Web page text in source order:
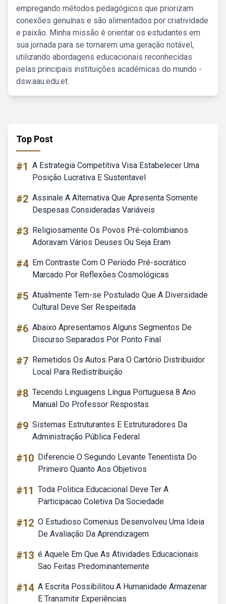
empregando métodos pedagógicos que priorizam
conexões genuínas e são alimentados por criatividade
e paixão. Minha missão é orientar os estudantes em
sua jornada para se tornarem uma geração notável,
utilizando abordagens educacionais reconhecidas
pelas principais instituições acadêmicas do mundo -
dsw.aau.edu.et.
Top Post
#1 A Estrategia Competitiva Visa Estabelecer Uma
Posição Lucrativa E Sustentavel
#2 Assinale A Alternativa Que Apresenta Somente
Despesas Consideradas Variáveis
#3 Religiosamente Os Povos Pré-colombianos
Adoravam Vários Deuses Ou Seja Eram
#4 Em Contraste Com O Período Pré-socrático
Marcado Por Reflexões Cosmológicas
#5 Atualmente Tem-se Postulado Que A Diversidade
Cultural Deve Ser Respeitada
#6 Abaixo Apresentamos Alguns Segmentos De
Discurso Separados Por Ponto Final
#7 Remetidos Os Autos Para O Cartório Distribuidor
Local Para Redistribuição
#8 Tecendo Linguagens Língua Portuguesa 8 Ano
Manual Do Professor Respostas
#9 Sistemas Estruturantes E Estruturadores Da
Administração Pública Federal
#10 Diferencie O Segundo Levante Tenentista Do
Primeiro Quanto Aos Objetivos
#11 Toda Politica Educacional Deve Ter A
Participacao Coletiva Da Sociedade
#12 O Estudioso Comenius Desenvolveu Uma Ideia
De Avaliação Da Aprendizagem
#13 é Aquele Em Que As Atividades Educacionais
Sao Feitas Predominantemente
#14 A Escrita Possibilitou A Humanidade Armazenar
E Transmitir Experiências